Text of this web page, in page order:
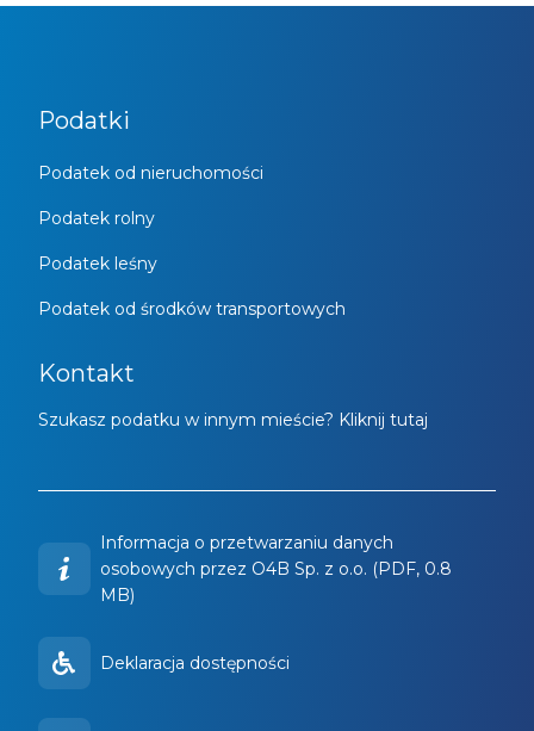
Podatki
Podatek od nieruchomości
Podatek rolny
Podatek leśny
Podatek od środków transportowych
Kontakt
Szukasz podatku w innym mieście? Kliknij tutaj
Informacja o przetwarzaniu danych
osobowych przez O4B Sp. z o.o. (PDF, 0.8
MB)
Deklaracja dostępności